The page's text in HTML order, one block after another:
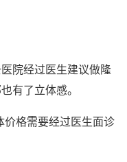
院经过医生建议做隆
有了立体感。
价格需要经过医生面诊